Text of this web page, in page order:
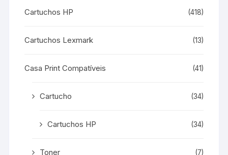
Cartuchos HP (418)
Cartuchos Lexmark (13)
Casa Print Compatíveis (41)
Cartucho (34)
Cartuchos HP (34)
Toner (7)